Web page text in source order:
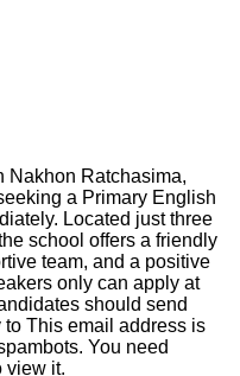
Nakhon Ratchasima,
a Primary English
Located just three
school offers a friendly
team, and a positive
only can apply at
should send
to This email address is
You need
view it.